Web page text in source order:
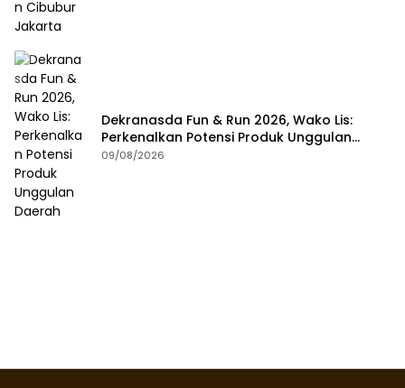
Dekranasda Fun & Run 2026, Wako Lis:
Perkenalkan Potensi Produk Unggulan
Daerah
09/08/2026